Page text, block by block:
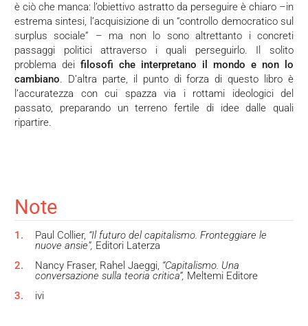
è ciò che manca: l’obiettivo astratto da perseguire è chiaro –in
estrema sintesi, l’acquisizione di un “controllo democratico sul
surplus sociale” – ma non lo sono altrettanto i concreti
passaggi politici attraverso i quali perseguirlo. Il solito
problema dei filosofi che interpretano il mondo e non lo
cambiano. D’altra parte, il punto di forza di questo libro è
l’accuratezza con cui spazza via i rottami ideologici del
passato, preparando un terreno fertile di idee dalle quali
ripartire.
Note
1. Paul Collier, “Il futuro del capitalismo. Fronteggiare le
nuove ansie”, Editori Laterza
2.
Nancy Fraser, Rahel Jaeggi, “Capitalismo. Una
conversazione sulla teoria critica”, Meltemi Editore
3.
ivi